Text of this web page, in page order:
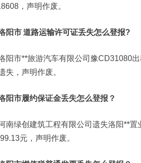
，声明作废。
阳市道路运输许可证丢失怎么登报?
阳市**旅游汽车有限公司豫CD31080
失，声明作废。
阳市履约保证金丢失怎么登报？
南绿创建筑工程有限公司遗失洛阳**
元，声明作废。